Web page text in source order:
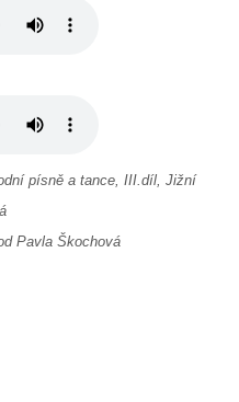
písně a tance, III.díl, Jižní
Pavla Škochová